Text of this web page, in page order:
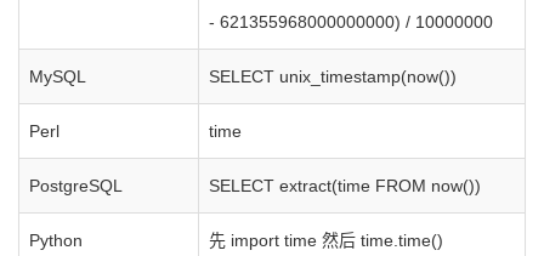
- 621355968000000000) / 10000000
MySQL SELECT unix_timestamp(now())
Perl time
PostgreSQL SELECT extract(time FROM now())
Python 先 import time 然后 time.time()